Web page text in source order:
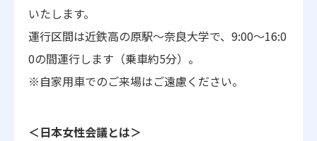
いたします。
運行区間は近鉄高の原駅～奈良大学で、9:00～16:0
0の間運行します（乗車約5分）。
※自家用車でのご来場はご遠慮ください。
＜日本女性会議とは＞